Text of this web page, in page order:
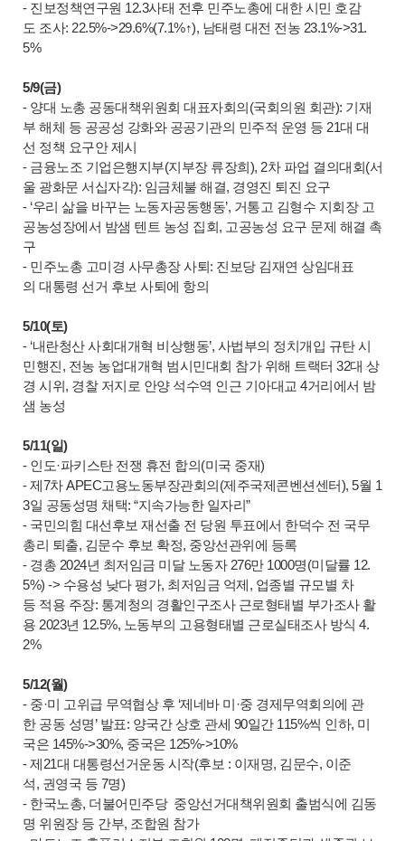
- 진보정책연구원 12.3사태 전후 민주노총에 대한 시민 호감
도 조사: 22.5%->29.6%(7.1%↑), 남태령 대전 전농 23.1%->31.
5%
5/9(금)
- 양대 노총 공동대책위원회 대표자회의(국회의원 회관): 기재
부 해체 등 공공성 강화와 공공기관의 민주적 운영 등 21대 대
선 정책 요구안 제시
- 금융노조 기업은행지부(지부장 류장희), 2차 파업 결의대회(서
울 광화문 서십자각): 임금체불 해결, 경영진 퇴진 요구
- ‘우리 삶을 바꾸는 노동자공동행동’, 거통고 김형수 지회장 고
공농성장에서 밤샘 텐트 농성 집회, 고공농성 요구 문제 해결 촉
구
- 민주노총 고미경 사무총장 사퇴: 진보당 김재연 상임대표
의 대통령 선거 후보 사퇴에 항의
5/10(토)
- ‘내란청산 사회대개혁 비상행동’, 사법부의 정치개입 규탄 시
민행진, 전농 농업대개혁 범시민대회 참가 위해 트랙터 32대 상
경 시위, 경찰 저지로 안양 석수역 인근 기아대교 4거리에서 밤
샘 농성
5/11(일)
- 인도·파키스탄 전쟁 휴전 합의(미국 중재)
- 제7차 APEC고용노동부장관회의(제주국제콘벤션센터), 5월 1
3일 공동성명 채택: “지속가능한 일자리”
- 국민의힘 대선후보 재선출 전 당원 투표에서 한덕수 전 국무
총리 퇴출, 김문수 후보 확정, 중앙선관위에 등록
- 경총 2024년 최저임금 미달 노동자 276만 1000명(미달률 12.
5%) -> 수용성 낮다 평가, 최저임금 억제, 업종별 규모별 차
등 적용 주장: 통계청의 경활인구조사 근로형태별 부가조사 활
용 2023년 12.5%, 노동부의 고용형태별 근로실태조사 방식 4.
2%
5/12(월)
- 중·미 고위급 무역협상 후 ‘제네바 미·중 경제무역회의에 관
한 공동 성명’ 발표: 양국간 상호 관세 90일간 115%씩 인하, 미
국은 145%->30%, 중국은 125%->10%
- 제21대 대통령선거운동 시작(후보 : 이재명, 김문수, 이준
석, 권영국 등 7명)
- 한국노총, 더불어민주당 중앙선거대책위원회 출범식에 김동
명 위원장 등 간부, 조합원 참가